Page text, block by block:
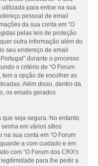
para entrar na sua
pessoal de email
da sua conta em “O
pelas leis de proteção
outra informação além do
seu endereço de email
durante o processo
o critério de “O Forum
tem a opção de escolher as
Além disso, dentro da
os emails gerados
seja segura. No entanto,
em vários sítios
na sua conta em “O Forum
a com cuidado e em
com “O Forum dos CRX's
para lhe pedir a